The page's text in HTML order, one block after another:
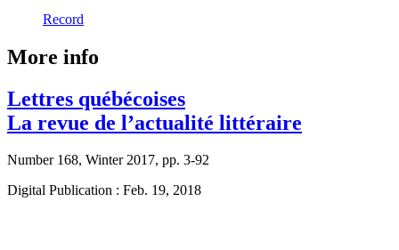
Record
More info
Lettres québécoises
La revue de l’actualité littéraire
Number 168, Winter 2017, pp. 3-92
Digital Publication : Feb. 19, 2018